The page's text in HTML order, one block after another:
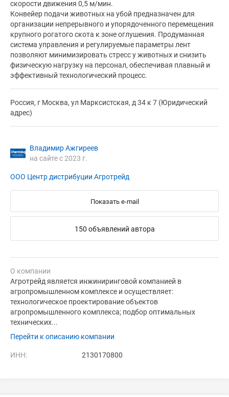
скорости движения 0,5 м/мин.
Конвейер подачи животных на убой предназначен для
организации непрерывного и упорядоченного перемещения
крупного рогатого скота к зоне оглушения. Продуманная
система управления и регулируемые параметры лент
позволяют минимизировать стресс у животных и снизить
физическую нагрузку на персонал, обеспечивая плавный и
эффективный технологический процесс.
Россия, г Москва, ул Марксистская, д 34 к 7 (Юридический
адрес)
Владимир Ажгиреев
на сайте с 2023 г.
ООО Центр дистрибуции Агротрейд
Показать e-mail
150 объявлений автора
О компании
Агротрейд является инжиниринговой компанией в
агропромышленном комплексе и осуществляет:
технологическое проектирование объектов
агропромышленного комплекса; подбор оптимальных
технических...
Перейти к описанию компании
ИНН: 2130170800